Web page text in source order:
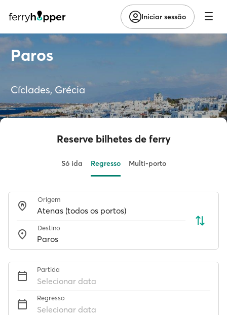
Iniciar sessão
Paros
Cíclades, Grécia
Reserve bilhetes de ferry
Só ida Regresso Multi-porto
Origem
Destino
Partida
Selecionar data
Regresso
Selecionar data